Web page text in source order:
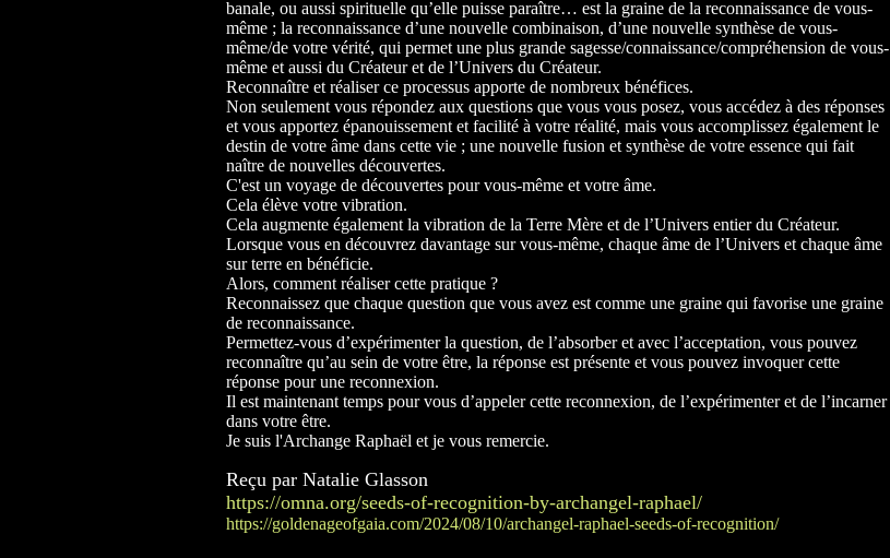
banale, ou aussi spirituelle qu’elle puisse paraître… est la graine de la reconnaissance de vous-
même ; la reconnaissance d’une nouvelle combinaison, d’une nouvelle synthèse de vous-
même/de votre vérité, qui permet une plus grande sagesse/connaissance/compréhension de vous-
même et aussi du Créateur et de l’Univers du Créateur.
Reconnaître et réaliser ce processus apporte de nombreux bénéfices.
Non seulement vous répondez aux questions que vous vous posez, vous accédez à des réponses
et vous apportez épanouissement et facilité à votre réalité, mais vous accomplissez également le
destin de votre âme dans cette vie ; une nouvelle fusion et synthèse de votre essence qui fait
naître de nouvelles découvertes.
C'est un voyage de découvertes pour vous-même et votre âme.
Cela élève votre vibration.
Cela augmente également la vibration de la Terre Mère et de l’Univers entier du Créateur.
Lorsque vous en découvrez davantage sur vous-même, chaque âme de l’Univers et chaque âme
sur terre en bénéficie.
Alors, comment réaliser cette pratique ?
Reconnaissez que chaque question que vous avez est comme une graine qui favorise une graine
de reconnaissance.
Permettez-vous d’expérimenter la question, de l’absorber et avec l’acceptation, vous pouvez
reconnaître qu’au sein de votre être, la réponse est présente et vous pouvez invoquer cette
réponse pour une reconnexion.
Il est maintenant temps pour vous d’appeler cette reconnexion, de l’expérimenter et de l’incarner
dans votre être.
Je suis l'Archange Raphaël et je vous remercie.
Reçu par Natalie Glasson
https://omna.org/seeds-of-recognition-by-archangel-raphael/
https://goldenageofgaia.com/2024/08/10/archangel-raphael-seeds-of-recognition/